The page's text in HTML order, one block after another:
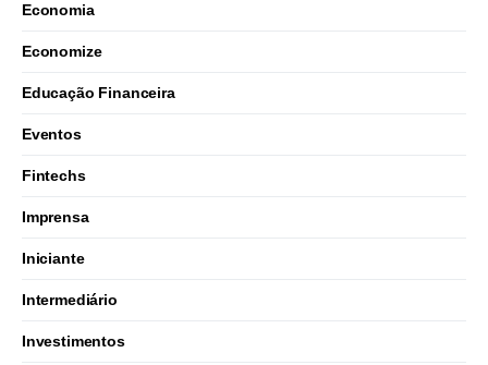
Economia
Economize
Educação Financeira
Eventos
Fintechs
Imprensa
Iniciante
Intermediário
Investimentos